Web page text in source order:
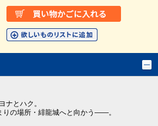
ナとハク。
りの場所・緋龍城へと向かう――。